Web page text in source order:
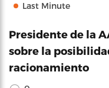
Last Minute
Presidente de la
sobre la
racionamiento